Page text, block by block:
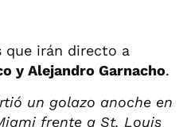
que irán directo a
y Alejandro Garnacho.
un golazo anoche en
frente a St. Louis